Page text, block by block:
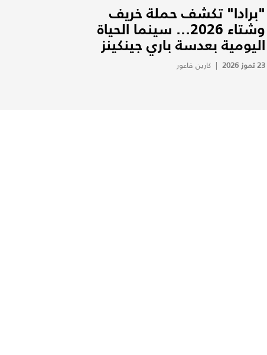
"برادا" تكشف حملة خريف
وشتاء 2026... سينما الحياة
اليومية بعدسة باري جينكينز
23 تموز 2026 |كارين فاعور